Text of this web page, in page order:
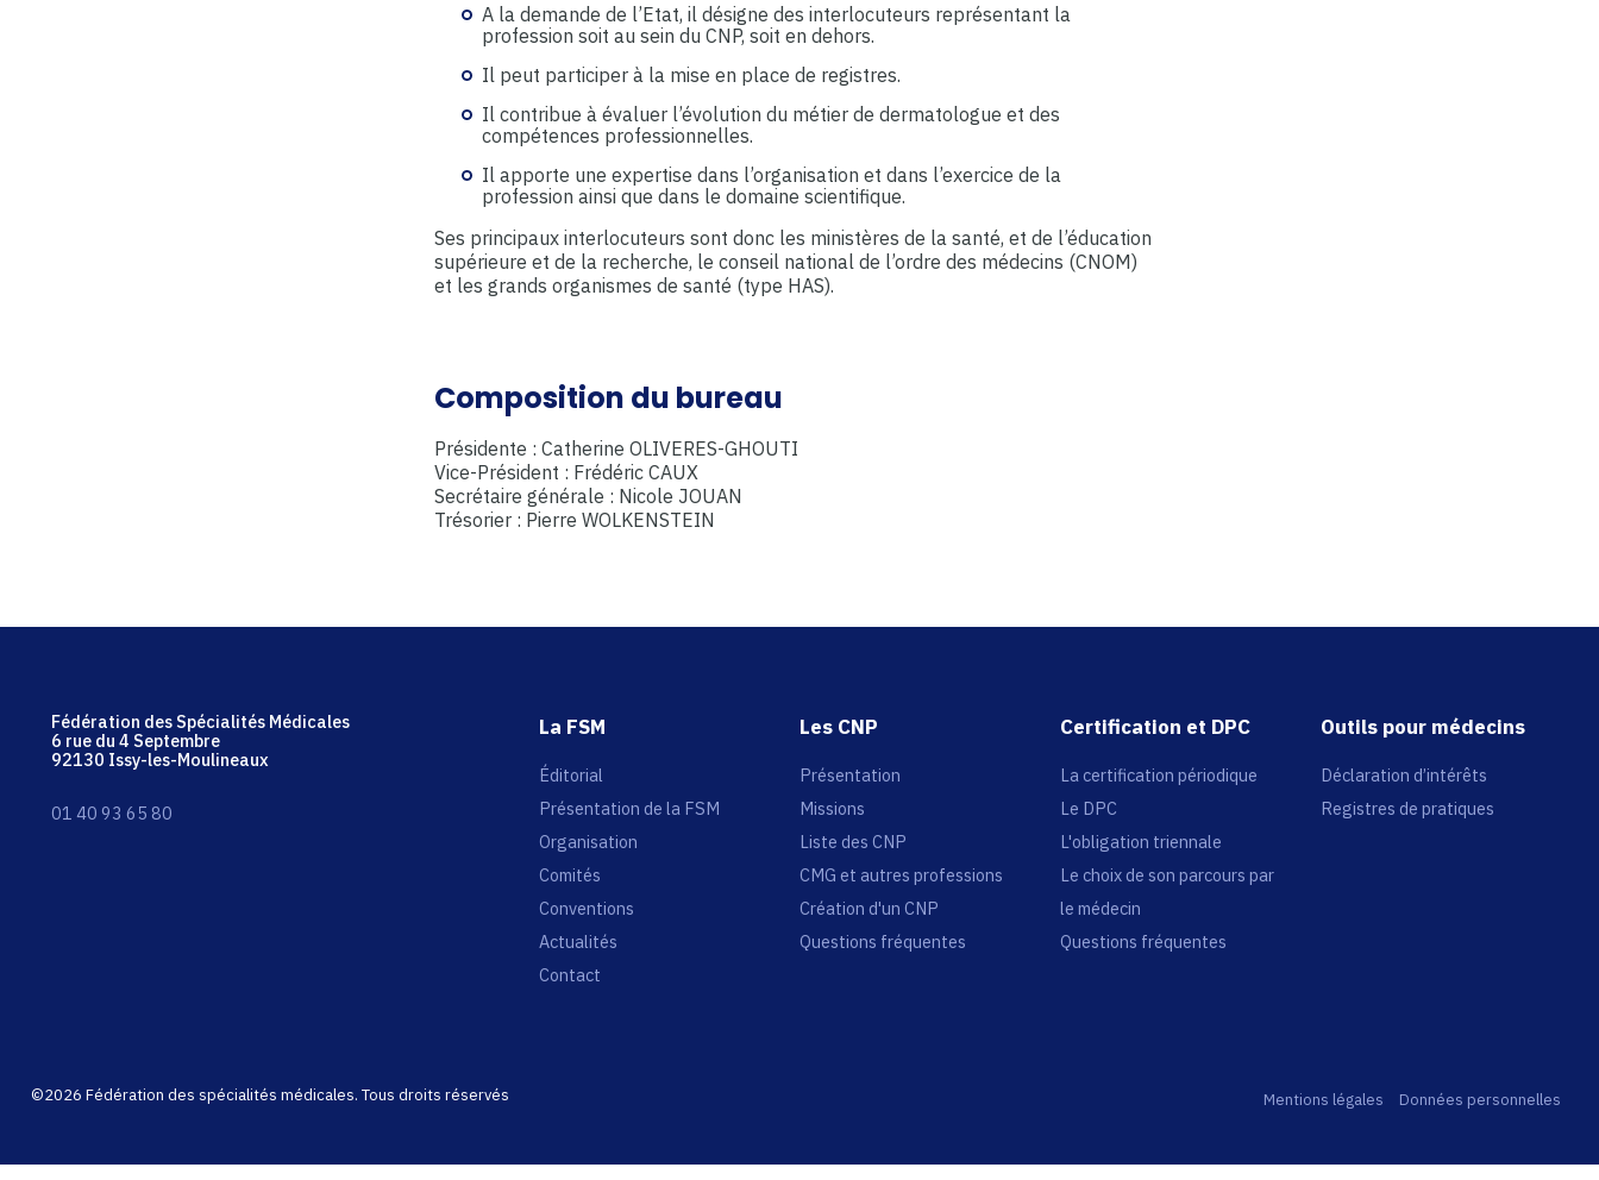
A la demande de l’Etat, il désigne des interlocuteurs représentant la
profession soit au sein du CNP, soit en dehors.
Il peut participer à la mise en place de registres.
Il contribue à évaluer l’évolution du métier de dermatologue et des
compétences professionnelles.
Il apporte une expertise dans l’organisation et dans l’exercice de la
profession ainsi que dans le domaine scientifique.
Ses principaux interlocuteurs sont donc les ministères de la santé, et de l’éducation
supérieure et de la recherche, le conseil national de l’ordre des médecins (CNOM)
et les grands organismes de santé (type HAS).
Composition du bureau
Présidente : Catherine OLIVERES-GHOUTI
Vice-Président : Frédéric CAUX
Secrétaire générale : Nicole JOUAN
Trésorier : Pierre WOLKENSTEIN
Fédération des Spécialités Médicales
6 rue du 4 Septembre
92130 Issy-les-Moulineaux
01 40 93 65 80
La FSM
Éditorial
Présentation de la FSM
Organisation
Comités
Conventions
Actualités
Contact
Les CNP
Présentation
Missions
Liste des CNP
CMG et autres professions
Création d'un CNP
Questions fréquentes
Certification et DPC
La certification périodique
Le DPC
L'obligation triennale
Le choix de son parcours par
le médecin
Questions fréquentes
Outils pour médecins
Déclaration d’intérêts
Registres de pratiques
©2026 Fédération des spécialités médicales. Tous droits réservés Mentions légales Données personnelles